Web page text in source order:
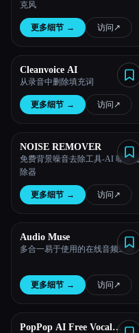
关于
Esc
克风
更多细节 → 访问 ↗︎
Cleanvoice AI
从录音中删除填充词
更多细节 → 访问 ↗︎
NOISE REMOVER
免费背景噪音去除工具-AI 噪音
除器
更多细节 → 访问 ↗︎
Audio Muse
多合一易于使用的在线音频工具
更多细节 → 访问 ↗︎
PopPop AI Free Vocal